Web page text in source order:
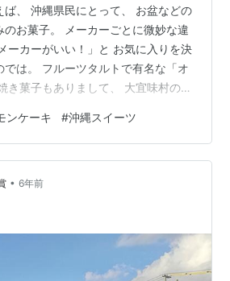
ば、 沖縄県民にとって、 お盆などの
のお菓子。 メーカーごとに微妙な違
ーカーがいい！」と お気に入りを決
では。 フルーツタルトで有名な「オ
き菓子もありまして、 大宜味村のシ
クヮーサーの酸味が フレッシュに感
しかった！ 初めて食べたわけではな
においしかったっけ？？ と、改めて
いまここに記録しているわけなので
と考えてみました。 そしたら気づ
ンケーキ #沖縄スイーツ
• 6年前